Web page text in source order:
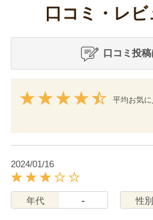
口コミ・レ
口コミ投
平均お気
2024/01/16
年代 - 性別